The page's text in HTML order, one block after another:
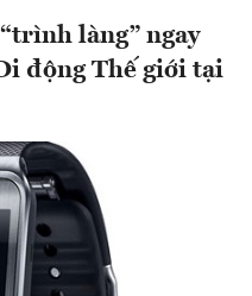
làng” ngay
động Thế giới tại